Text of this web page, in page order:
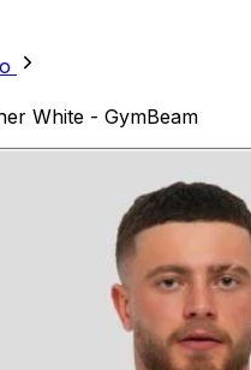
White - GymBeam